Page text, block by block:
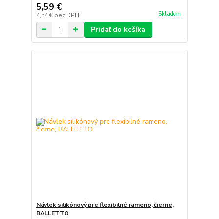
5,59 €
4,54 € bez DPH Skladom
Pridať do košíka
Návlek silikónový pre flexibilné rameno, čierne,
BALLETTO